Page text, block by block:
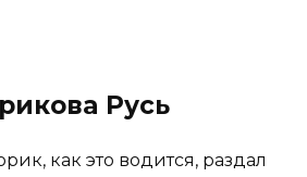
Русь
как это водится, раздал